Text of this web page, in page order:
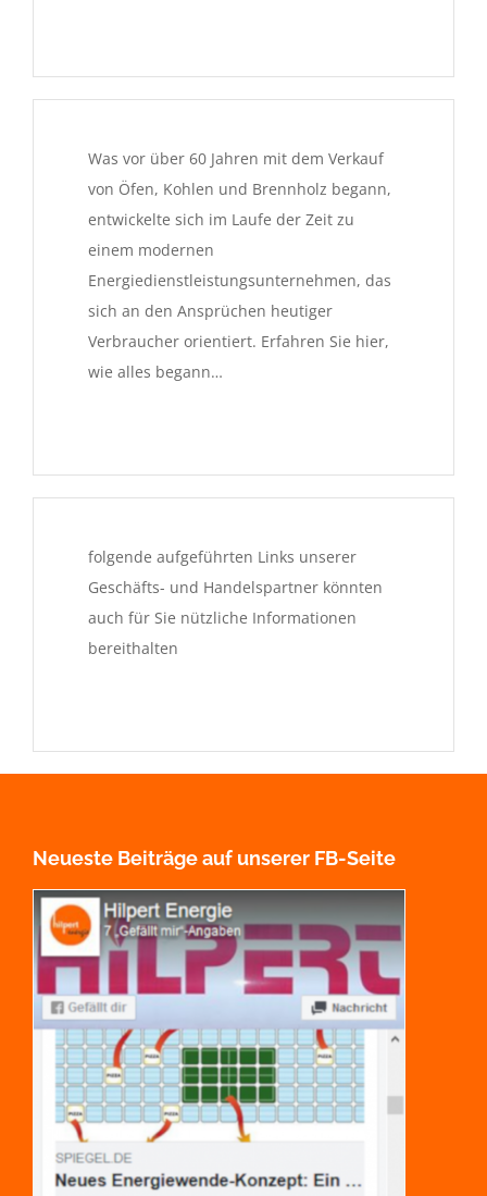
Was vor über 60 Jahren mit dem Verkauf
von Öfen, Kohlen und Brennholz begann,
entwickelte sich im Laufe der Zeit zu
einem modernen
Energiedienstleistungsunternehmen, das
sich an den Ansprüchen heutiger
Verbraucher orientiert. Erfahren Sie hier,
wie alles begann…
folgende aufgeführten Links unserer
Geschäfts- und Handelspartner könnten
auch für Sie nützliche Informationen
bereithalten
Neueste Beiträge auf unserer FB-Seite